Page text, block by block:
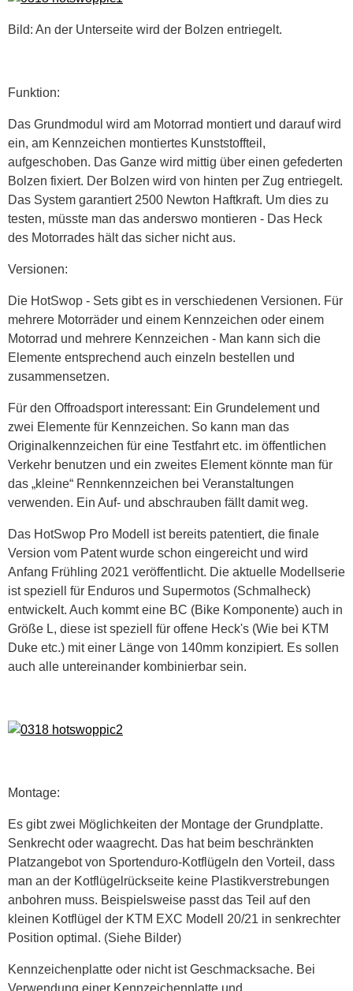
Bild: An der Unterseite wird der Bolzen entriegelt.
Funktion:
Das Grundmodul wird am Motorrad montiert und darauf wird
ein, am Kennzeichen montiertes Kunststoffteil,
aufgeschoben. Das Ganze wird mittig über einen gefederten
Bolzen fixiert. Der Bolzen wird von hinten per Zug entriegelt.
Das System garantiert 2500 Newton Haftkraft. Um dies zu
testen, müsste man das anderswo montieren - Das Heck
des Motorrades hält das sicher nicht aus.
Versionen:
Die HotSwop - Sets gibt es in verschiedenen Versionen. Für
mehrere Motorräder und einem Kennzeichen oder einem
Motorrad und mehrere Kennzeichen - Man kann sich die
Elemente entsprechend auch einzeln bestellen und
zusammensetzen.
Für den Offroadsport interessant: Ein Grundelement und
zwei Elemente für Kennzeichen. So kann man das
Originalkennzeichen für eine Testfahrt etc. im öffentlichen
Verkehr benutzen und ein zweites Element könnte man für
das „kleine“ Rennkennzeichen bei Veranstaltungen
verwenden. Ein Auf- und abschrauben fällt damit weg.
Das HotSwop Pro Modell ist bereits patentiert, die finale
Version vom Patent wurde schon eingereicht und wird
Anfang Frühling 2021 veröffentlicht. Die aktuelle Modellserie
ist speziell für Enduros und Supermotos (Schmalheck)
entwickelt. Auch kommt eine BC (Bike Komponente) auch in
Größe L, diese ist speziell für offene Heck's (Wie bei KTM
Duke etc.) mit einer Länge von 140mm konzipiert. Es sollen
auch alle untereinander kombinierbar sein.
Montage:
Es gibt zwei Möglichkeiten der Montage der Grundplatte.
Senkrecht oder waagrecht. Das hat beim beschränkten
Platzangebot von Sportenduro-Kotflügeln den Vorteil, dass
man an der Kotflügelrückseite keine Plastikverstrebungen
anbohren muss. Beispielsweise passt das Teil auf den
kleinen Kotflügel der KTM EXC Modell 20/21 in senkrechter
Position optimal. (Siehe Bilder)
Kennzeichenplatte oder nicht ist Geschmacksache. Bei
Verwendung einer Kennzeichenplatte und